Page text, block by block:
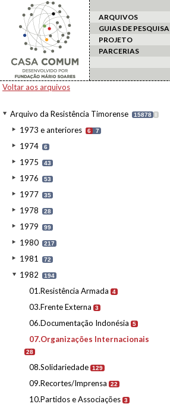
ARQUIVOS
GUIAS DE PESQUISA
PROJETO
PARCERIAS
Voltar aos arquivos
Arquivo da Resistência Timorense 15878 I
1973 e anteriores 6 7
1974 6
1975 43
1976 53
1977 35
1978 28
1979 99
1980 217
1981 72
1982 194
01.Resistência Armada 4
03.Frente Externa 3
06.Documentação Indonésia 5
07.Organizações Internacionais
28
08.Solidariedade 129
09.Recortes/Imprensa 22
10.Partidos e Associações 3